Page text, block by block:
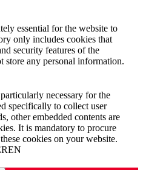
essential for the website to
only includes cookies that
security features of the
store any personal information.
necessary for the
specifically to collect user
other embedded contents are
It is mandatory to procure
cookies on your website.